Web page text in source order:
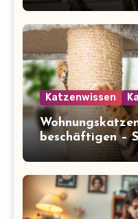
Katzenwissen
beschäftigen –
glücklich und